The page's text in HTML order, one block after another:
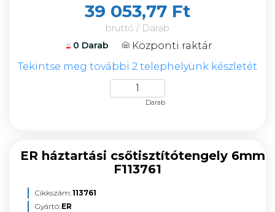
39 053,77 Ft
bruttó / Darab
0 Darab
Központi raktár
Tekintse meg további 2 telephelyünk készletét
Darab
ER háztartási csőtisztítótengely 6mm
F113761
Cikkszám:113761
Gyártó: ER